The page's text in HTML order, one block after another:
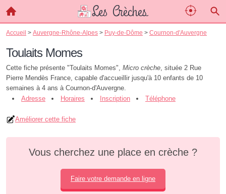
Accueil > Auvergne-Rhône-Alpes > Puy-de-Dôme > Cournon-d'Auvergne
Toulaits Momes
Cette fiche présente "Toulaits Momes", Micro crèche, située 2 Rue
Pierre Mendès France, capable d'accueillir jusqu'à 10 enfants de 10
semaines à 4 ans à Cournon-d'Auvergne.
Adresse
Horaires Inscription Téléphone
Améliorer cette fiche
Vous cherchez une place en crèche ?
Faire votre demande en ligne